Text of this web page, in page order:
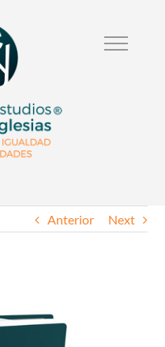
Anterior Next